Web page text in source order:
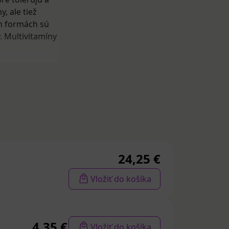
ale tiež
formách sú
Multivitamíny
pre
24,25 €
Vložiť do košíka